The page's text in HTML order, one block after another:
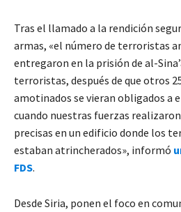
Tras el llamado a la rendición
armas, «el número de terroristas
entregaron en la prisión de al-
terroristas, después de que otros
amotinados se vieran obligados a
cuando nuestras fuerzas
precisas en un edificio donde los
estaban atrincherados», informó
FDS.
Desde Siria, ponen el foco en